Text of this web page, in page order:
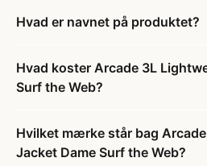
Hvad er navnet på produktet?
Hvad koster Arcade 3L
Surf the Web?
Hvilket mærke står bag
Jacket Dame Surf the Web?